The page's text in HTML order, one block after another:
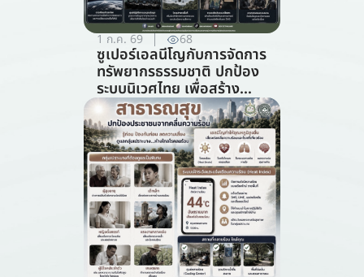
1 ก.ค. 69 68
ซูเปอร์เอลนีโญกับการจัดการ
ทรัพยากรธรรมชาติ ปกป้อง
ระบบนิเวศไทย เพื่อสร้าง
ภูมิคุ้มกันต่อวิกฤตภูมิอากาศ
(สาขาการจัดการ
ทรัพยากรธรรมชาติ)